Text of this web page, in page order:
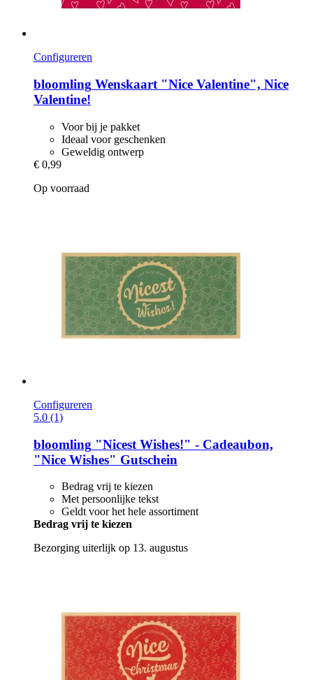
Configureren
bloomling Wenskaart "Nice Valentine", Nice
Valentine!
Voor bij je pakket
Ideaal voor geschenken
Geweldig ontwerp
€ 0,99
Op voorraad
Configureren
5.0 (1)
bloomling "Nicest Wishes!" -​ Cadeaubon,
"Nice Wishes" Gutschein
Bedrag vrij te kiezen
Met persoonlijke tekst
Geldt voor het hele assortiment
Bedrag vrij te kiezen
Bezorging uiterlijk op 13. augustus